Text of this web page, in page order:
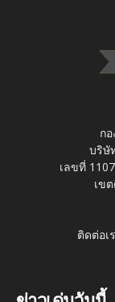
ก
บริษั
เลขที่
เข
ติดต่อเ